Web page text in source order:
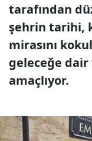
tarafından
şehrin tarihi,
mirasını
geleceğe dair
amaçlıyor.